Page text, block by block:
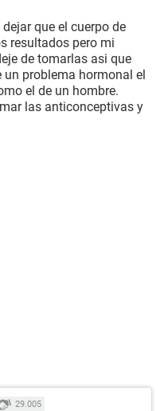
que el cuerpo de
resultados pero mi
de tomarlas asi que
un problema hormonal el
el de un hombre.
las anticonceptivas y
29.005